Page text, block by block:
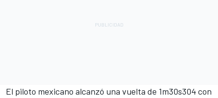
El piloto mexicano alcanzó una vuelta de 1m30s304 con